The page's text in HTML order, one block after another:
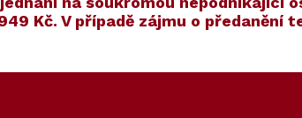
Kč. V případě zájmu o předanění